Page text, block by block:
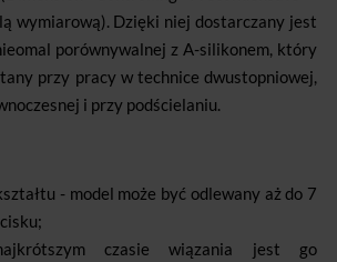
wymiarową). Dzięki niej dostarczany jest
porównywalnej z A-silikonem, który
przy pracy w technice dwustopniowej,
i przy podścielaniu.
- model może być odlewany aż do 7
czasie wiązania jest go